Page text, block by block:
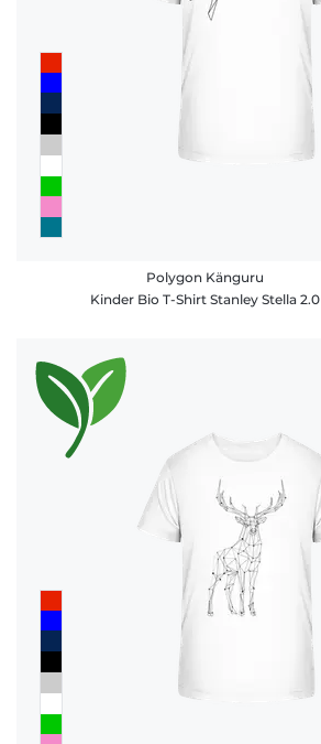
Polygon Känguru
Kinder Bio T-Shirt Stanley Stella 2.0